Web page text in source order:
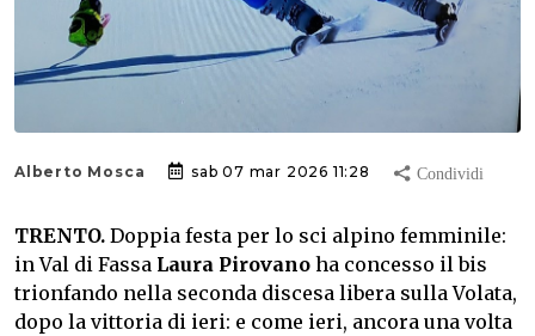
Alberto Mosca sab 07 mar 2026 11:28
TRENTO. Doppia festa per lo sci alpino femminile:
in Val di Fassa Laura Pirovano ha concesso il bis
trionfando nella seconda discesa libera sulla Volata,
dopo la vittoria di ieri: e come ieri, ancora una volta